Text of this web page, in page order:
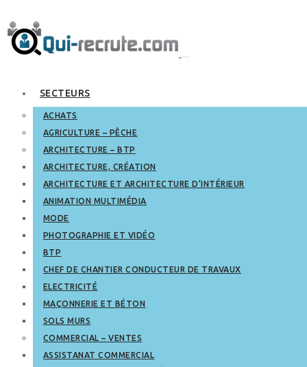
SECTEURS
ACHATS
AGRICULTURE – PÊCHE
ARCHITECTURE – BTP
ARCHITECTURE, CRÉATION
ARCHITECTURE ET ARCHITECTURE D’INTÉRIEUR
ANIMATION MULTIMÉDIA
MODE
PHOTOGRAPHIE ET VIDÉO
BTP
CHEF DE CHANTIER CONDUCTEUR DE TRAVAUX
ELECTRICITÉ
MAÇONNERIE ET BÉTON
SOLS MURS
COMMERCIAL – VENTES
ASSISTANAT COMMERCIAL